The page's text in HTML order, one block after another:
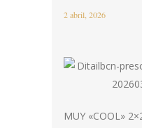
2 abril, 2026
MUY «COOL»